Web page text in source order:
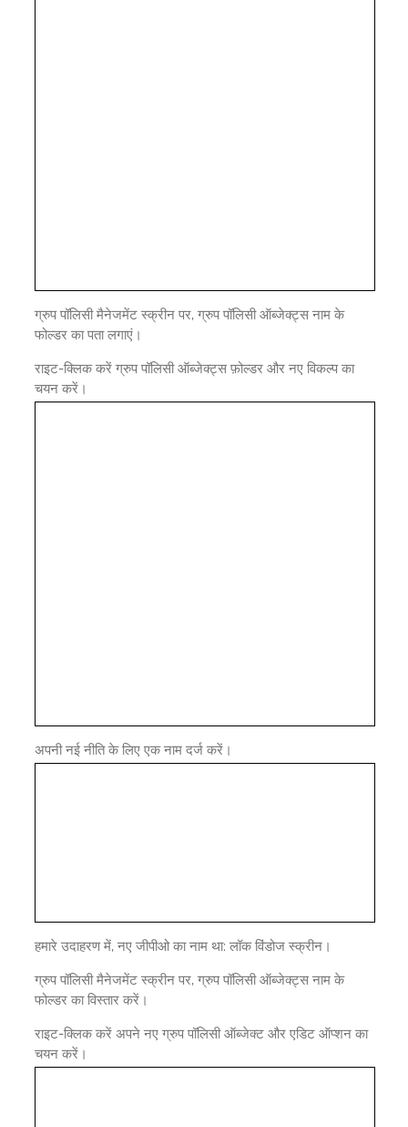
ग्रुप पॉलिसी मैनेजमेंट स्क्रीन पर, ग्रुप पॉलिसी ऑब्जेक्ट्स नाम के
फोल्डर का पता लगाएं।
राइट-क्लिक करें ग्रुप पॉलिसी ऑब्जेक्ट्स फ़ोल्डर और नए विकल्प का
चयन करें।
अपनी नई नीति के लिए एक नाम दर्ज करें।
हमारे उदाहरण में, नए जीपीओ का नाम था: लॉक विंडोज स्क्रीन।
ग्रुप पॉलिसी मैनेजमेंट स्क्रीन पर, ग्रुप पॉलिसी ऑब्जेक्ट्स नाम के
फोल्डर का विस्तार करें।
राइट-क्लिक करें अपने नए ग्रुप पॉलिसी ऑब्जेक्ट और एडिट ऑप्शन का
चयन करें।